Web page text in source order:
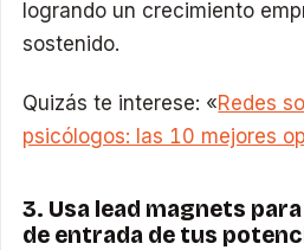
logrando un crecimiento
sostenido.
Quizás te interese: «Redes
psicólogos: las 10 mejores
3. Usa lead magnets
de entrada de tus